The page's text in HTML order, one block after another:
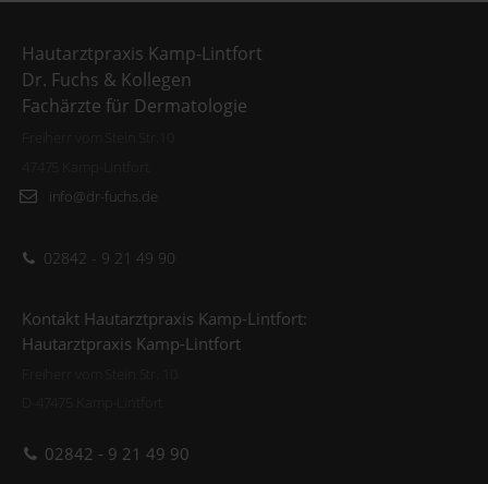
Hautarztpraxis Kamp-Lintfort
Dr. Fuchs & Kollegen
Fachärzte für Dermatologie
info@dr-fuchs.de
02842 - 9 21 49 90
Kontakt Hautarztpraxis Kamp-Lintfort:
Hautarztpraxis Kamp-Lintfort
02842 - 9 21 49 90